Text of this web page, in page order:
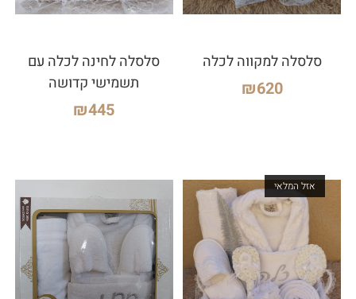
סלסלה למקווה לכלה
₪620
סלסלה לחינה לכלה עם
תשמישי קדושה
₪445
אזל המלאי